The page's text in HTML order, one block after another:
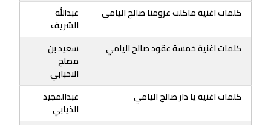
كلمات اغنية ماكلت عزومنا صالح اليامي
عبدالله
الشريف
كلمات اغنية خمسة عقود صالح اليامي
سعيد بن
مصلح
الاحبابي
كلمات اغنية يا دار صالح اليامي
عبدالمجيد
الذيابي